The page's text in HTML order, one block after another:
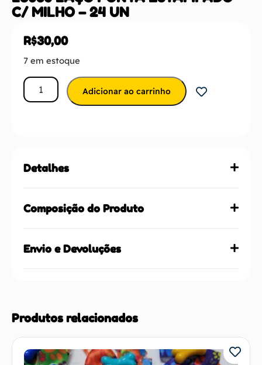
C/ MILHO – 24 UN
R$30,00
7 em estoque
Adicionar ao carrinho
Detalhes
Composição do Produto
Envio e Devoluções
Produtos relacionados